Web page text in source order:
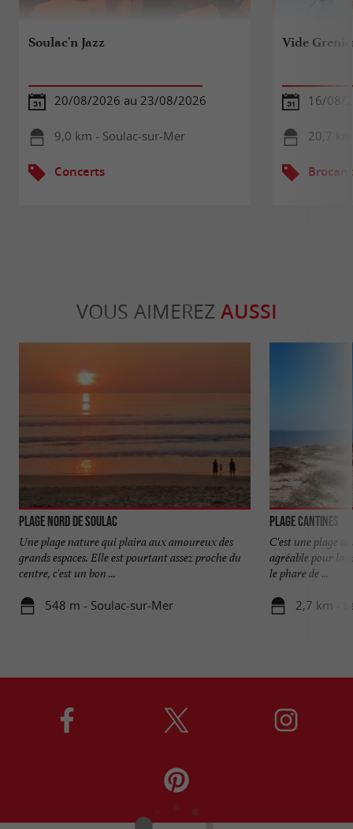
Soulac'n Jazz
20/08/2026 au 23/08/2026
9,0 km - Soulac-sur-Mer
Concerts
Vide
16/08/
20,7
VOUS AIMEREZ AUSSI
Plage Nord de Soulac
Une plage nature qui plaira aux amoureux des
grands espaces. Elle est pourtant assez proche du
centre, c'est un bon ...
548 m - Soulac-sur-Mer
Plage Cantines
C'est une plage
agréable pour la
le phare de ...
2,7 km -